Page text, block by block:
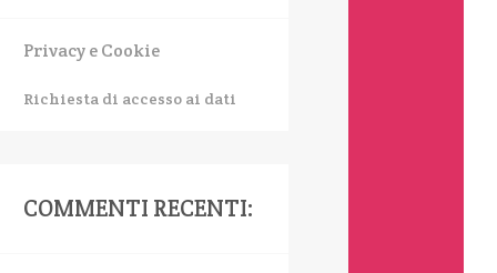
Privacy e Cookie
Richiesta di accesso ai dati
COMMENTI RECENTI: